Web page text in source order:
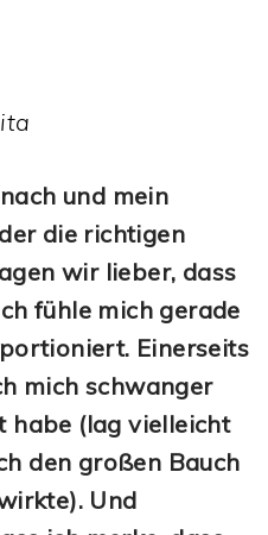
und mein
die richtigen
wir lieber, dass
fühle mich gerade
Einerseits
mich schwanger
habe (lag vielleicht
den großen Bauch
Und